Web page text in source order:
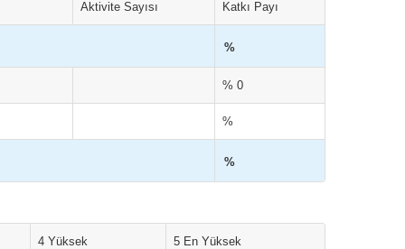
Aktivite Sayısı Katkı Payı
%
% 0
%
%
4 Yüksek 5 En Yüksek